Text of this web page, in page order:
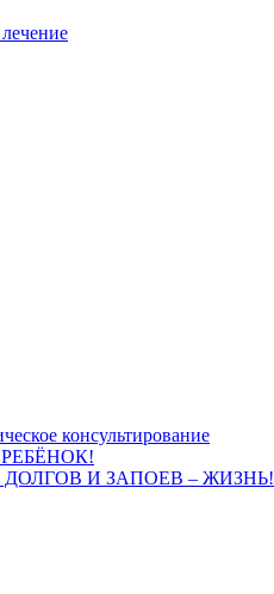
консультирование
ДОЛГОВ И ЗАПОЕВ – ЖИЗНЬ!